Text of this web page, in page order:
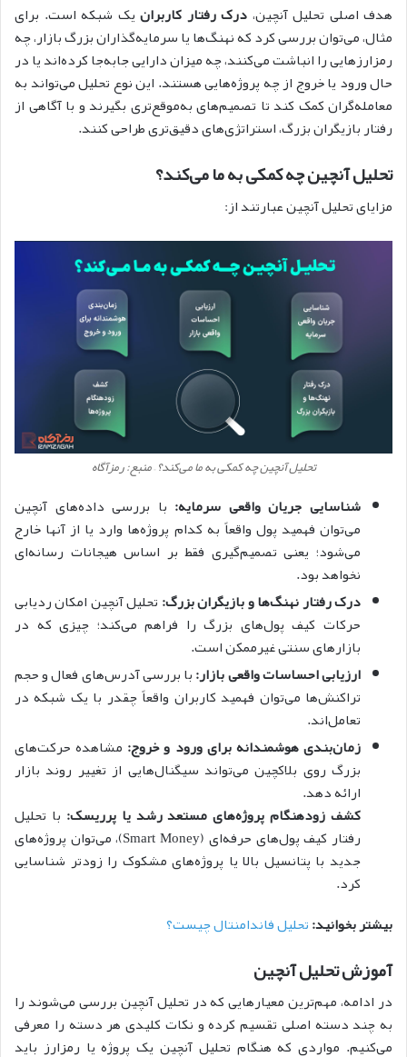
هدف اصلی تحلیل آنچین، درک رفتار کاربران یک شبکه است. برای
مثال، می‌توان بررسی کرد که نهنگ‌ها یا سرمایه‌گذاران بزرگ بازار، چه
رمزارزهایی را انباشت می‌کنند، چه میزان دارایی جابه‌جا کرده‌اند یا در
حال ورود یا خروج از چه پروژه‌هایی هستند. این نوع تحلیل می‌تواند به
معامله‌گران کمک کند تا تصمیم‌های به‌موقع‌تری بگیرند و با آگاهی از
رفتار بازیگران بزرگ، استراتژی‌های دقیق‌تری طراحی کنند.
تحلیل آنچین چه کمکی به ما می‌کند؟
مزایای تحلیل آنچین عبارتند از:
تحلیل آنچین چه کمکی به ما می‌کند؟ – منبع: رمزآگاه
شناسایی جریان واقعی سرمایه: با بررسی داده‌های آنچین
می‌توان فهمید پول واقعاً به کدام پروژه‌ها وارد یا از آنها خارج
می‌شود؛ یعنی تصمیم‌گیری فقط بر اساس هیجانات رسانه‌ای
نخواهد بود.
درک رفتار نهنگ‌ها و بازیگران بزرگ: تحلیل آنچین امکان ردیابی
حرکات کیف پول‌های بزرگ را فراهم می‌کند؛ چیزی که در
بازارهای سنتی غیرممکن است.
ارزیابی احساسات واقعی بازار:با بررسی آدرس‌های فعال و حجم
تراکنش‌ها می‌توان فهمید کاربران واقعاً چقدر با یک شبکه در
تعامل‌اند.
زمان‌بندی هوشمندانه برای ورود و خروج: مشاهده حرکت‌های
بزرگ روی بلاکچین می‌تواند سیگنال‌هایی از تغییر روند بازار
ارائه دهد.
کشف زودهنگام پروژه‌های مستعد رشد یا پرریسک: با تحلیل
رفتار کیف پول‌های حرفه‌ای (Smart Money)، می‌توان پروژه‌های
جدید با پتانسیل بالا یا پروژه‌های مشکوک را زودتر شناسایی
کرد.
بیشتر بخوانید:تحلیل فاندامنتال چیست؟
آموزش تحلیل آنچین
در ادامه، مهم‌ترین معیارهایی که در تحلیل آنچین بررسی می‌شوند را
به چند دسته اصلی تقسیم کرده و نکات کلیدی هر دسته را معرفی
می‌کنیم. مواردی که هنگام تحلیل آنچین یک پروژه یا رمزارز باید